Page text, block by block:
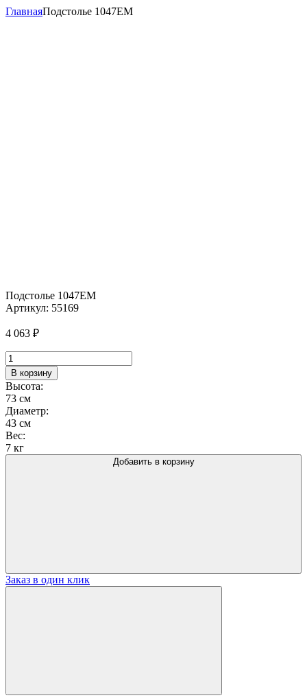
ГлавнаяПодстолье 1047EM
Подстолье 1047EM
Артикул: 55169
4 063 ₽
Количество
товара
Подстолье
1047EM
В корзину
Высота:
73 см
Диаметр:
43 см
Вес:
7 кг
Добавить в корзину
Заказ в один клик